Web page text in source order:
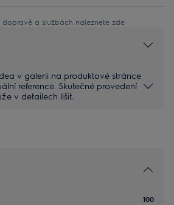
a službách naleznete zde
v galerii na produktové stránce
reference. Skutečné provedení
v detailech lišit.
100